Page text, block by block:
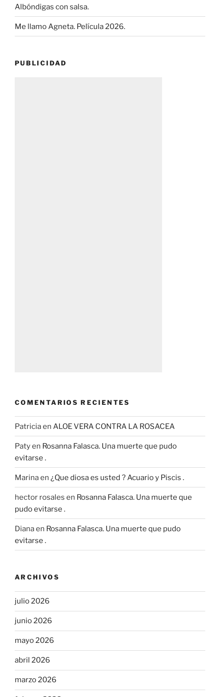
Albóndigas con salsa.
Me llamo Agneta. Película 2026.
PUBLICIDAD
COMENTARIOS RECIENTES
Patriciaen ALOE VERA CONTRA LA ROSACEA
Patyen Rosanna Falasca. Una muerte que pudo
evitarse .
Marinaen ¿Que diosa es usted ? Acuario y Piscis .
hector rosales en Rosanna Falasca. Una muerte que
pudo evitarse .
Dianaen Rosanna Falasca. Una muerte que pudo
evitarse .
ARCHIVOS
julio 2026
junio 2026
mayo 2026
abril 2026
marzo 2026